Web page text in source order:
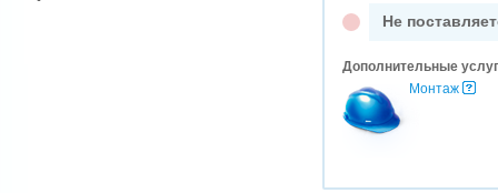
Не
Дополнительные
Монтаж